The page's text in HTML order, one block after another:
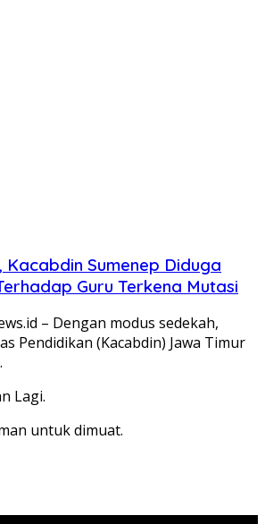
Kacabdin Sumenep Diduga
Guru Terkena Mutasi
– Dengan modus sedekah,
Pendidikan (Kacabdin) Jawa Timur
Lagi.
untuk dimuat.